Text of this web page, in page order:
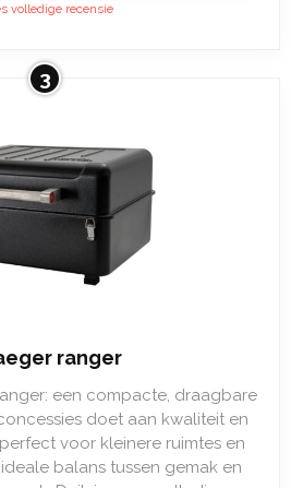
volledige recensie
3
ranger
een compacte, draagbare
doet aan kwaliteit en
voor kleinere ruimtes en
balans tussen gemak en